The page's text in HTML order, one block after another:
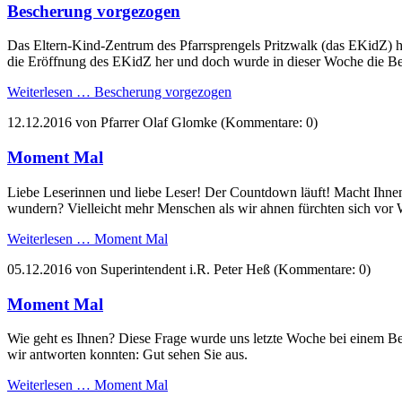
Bescherung vorgezogen
Das Eltern-Kind-Zentrum des Pfarrsprengels Pritzwalk (das EKidZ)
die Eröffnung des EKidZ her und doch wurde in dieser Woche die
Weiterlesen … Bescherung vorgezogen
12.12.2016 von Pfarrer Olaf Glomke (Kommentare: 0)
Moment Mal
Liebe Leserinnen und liebe Leser! Der Countdown läuft! Macht
wundern? Vielleicht mehr Menschen als wir ahnen fürchten sich vor
Weiterlesen … Moment Mal
05.12.2016 von Superintendent i.R. Peter Heß (Kommentare: 0)
Moment Mal
Wie geht es Ihnen? Diese Frage wurde uns letzte Woche bei einem
wir antworten konnten: Gut sehen Sie aus.
Weiterlesen … Moment Mal